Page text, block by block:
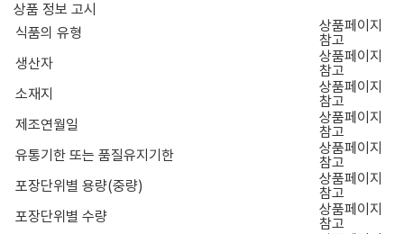
상품 정보 고시
식품의 유형
상품페이지
참고
생산자
상품페이지
참고
소재지
상품페이지
참고
제조연월일
상품페이지
참고
유통기한 또는 품질유지기한
상품페이지
참고
포장단위별 용량(중량)
상품페이지
참고
포장단위별 수량
상품페이지
참고